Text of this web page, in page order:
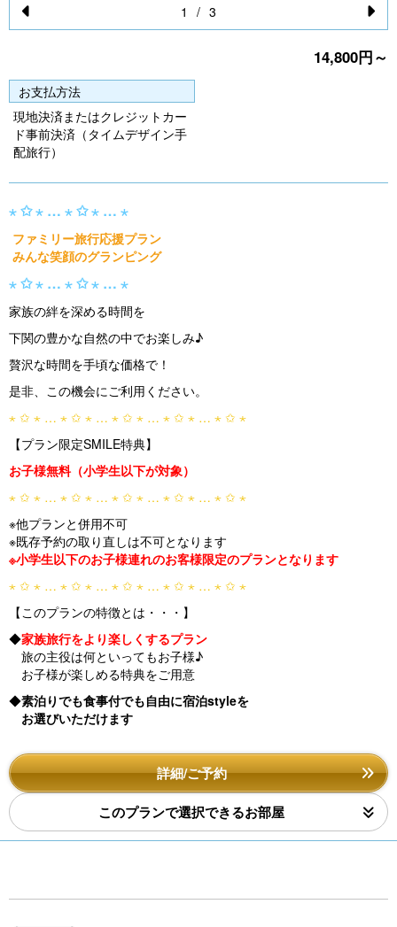
Pr
vi
o
u
s
N
e
1 / 3
14,800円～
お支払方法
現地決済またはクレジットカー
ド事前決済（タイムデザイン手
配旅行）
⋆ ✩ ⋆ … ⋆ ✩ ⋆ … ⋆
ファミリー旅行応援プラン
みんな笑顔のグランピング
⋆ ✩ ⋆ … ⋆ ✩ ⋆ … ⋆
家族の絆を深める時間を
下関の豊かな自然の中でお楽しみ♪
贅沢な時間を手頃な価格で！
是非、この機会にご利用ください。
⋆ ✩ ⋆ … ⋆ ✩ ⋆ … ⋆ ✩ ⋆ … ⋆ ✩ ⋆ … ⋆ ✩ ⋆
【プラン限定SMILE特典】
お子様無料（小学生以下が対象）
⋆ ✩ ⋆ … ⋆ ✩ ⋆ … ⋆ ✩ ⋆ … ⋆ ✩ ⋆ … ⋆ ✩ ⋆
※他プランと併用不可
※既存予約の取り直しは不可となります
※小学生以下のお子様連れのお客様限定のプランとなります
⋆ ✩ ⋆ … ⋆ ✩ ⋆ … ⋆ ✩ ⋆ … ⋆ ✩ ⋆ … ⋆ ✩ ⋆
【このプランの特徴とは・・・】
◆家族旅行をより楽しくするプラン
旅の主役は何といってもお子様♪
お子様が楽しめる特典をご用意
◆素泊りでも食事付でも自由に宿泊styleを
お選びいただけます
詳細/ご予約
このプランで選択できるお部屋